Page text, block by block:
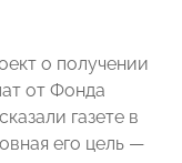
о получении
от Фонда
газете в
его цель —